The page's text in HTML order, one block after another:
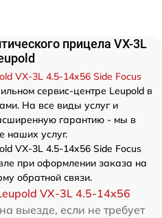
прицела VX-3L
VX-3L 4.5-14x56 Side Focus
сервис-центре Leupold в
На все виды услуг и
гарантию - мы в
наших услуг.
VX-3L 4.5-14x56 Side Focus
при оформлении заказа на
обратной связи.
VX-3L 4.5-14x56
выезде, если не требует